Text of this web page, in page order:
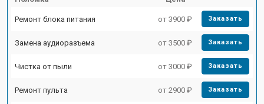
Ремонт блока питания от 3900 ₽ Заказать
Замена аудиоразъема от 3500 ₽ Заказать
Чистка от пыли от 3000 ₽ Заказать
Ремонт пульта от 2900 ₽ Заказать